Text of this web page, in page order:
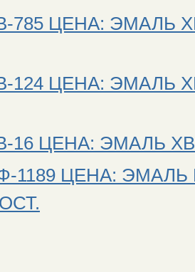
785 ЦЕНА: ЭМАЛЬ
124 ЦЕНА: ЭМАЛЬ
16 ЦЕНА: ЭМАЛЬ
1189 ЦЕНА: ЭМАЛЬ